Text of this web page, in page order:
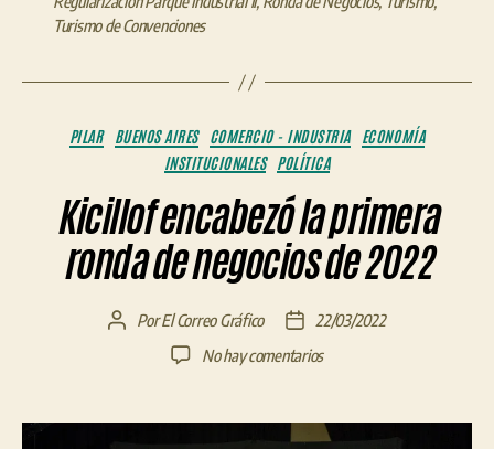
Turismo de Convenciones
Categorías
PILAR BUENOS AIRES COMERCIO - INDUSTRIA
ECONOMÍA
INSTITUCIONALES POLÍTICA
Kicillof encabezó la primera
ronda de negocios de 2022
AutorPorEl Correo Gráfico
Fecha
de
22/03/2022
No hay comentariosen
la